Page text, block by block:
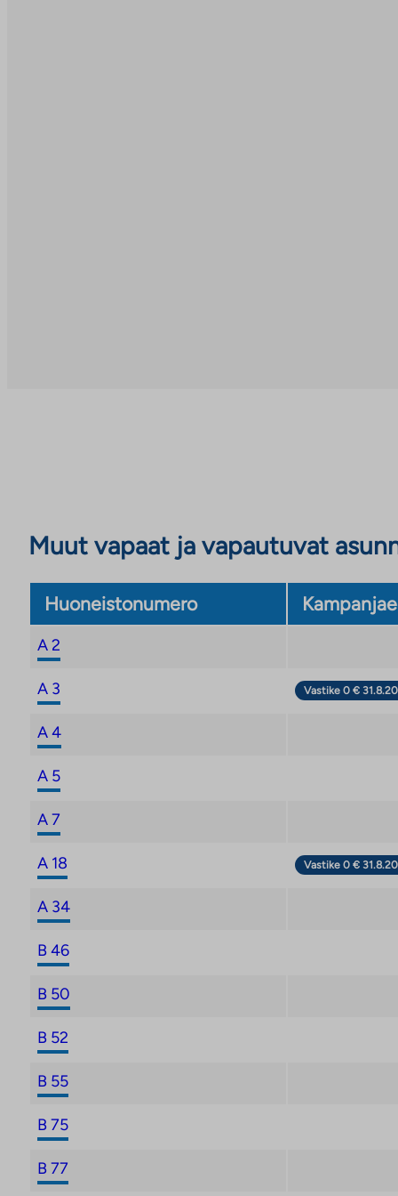
Muut vapaat ja vapautuvat
Huoneistonumero
A 2
A 3 Vastike 0 €
A 4
A 5
A 7
A 18 Vastike 0 €
A 34
B 46
B 50
B 52
B 55
B 75
B 77